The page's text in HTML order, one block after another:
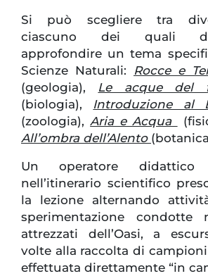
Si può scegliere tra
ciascuno dei quali
approfondire un tema
Scienze Naturali: Rocce e
(geologia), Le acque del
(biologia), Introduzione al
(zoologia),Aria e Acqua
All’ombra dell’Alento
Un operatore didattico
nell’itinerario scientifico
la lezione alternando
sperimentazione condotte
attrezzati dell’Oasi, a
volte alla raccolta di campioni
effettuata direttamente “in